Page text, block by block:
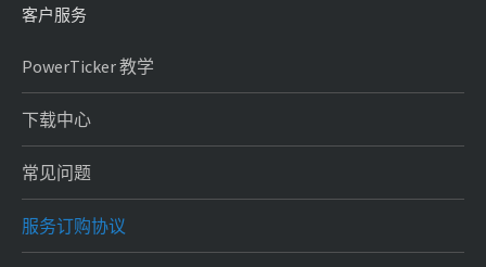
客户服务
PowerTicker 教学
下载中心
常见问题
服务订购协议